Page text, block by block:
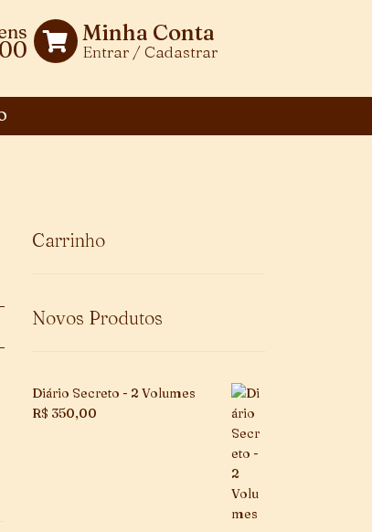
Minha Conta
Entrar / Cadastrar
Carrinho
Novos Produtos
Diário Secreto - 2 Volumes
R$ 350,00